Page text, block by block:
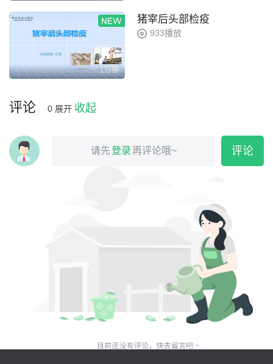
1分钟
猪宰后头部检疫
933播放
评论 0 展开 收起
请先登录再评论哦~ 评论